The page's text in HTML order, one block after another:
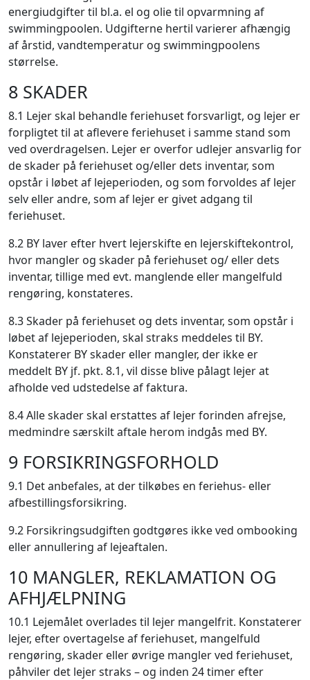
energiudgifter til bl.a. el og olie til opvarmning af
swimmingpoolen. Udgifterne hertil varierer afhængig
af årstid, vandtemperatur og swimmingpoolens
størrelse.
8 SKADER
8.1 Lejer skal behandle feriehuset forsvarligt, og lejer er
forpligtet til at aflevere feriehuset i samme stand som
ved overdragelsen. Lejer er overfor udlejer ansvarlig for
de skader på feriehuset og/eller dets inventar, som
opstår i løbet af lejeperioden, og som forvoldes af lejer
selv eller andre, som af lejer er givet adgang til
feriehuset.
8.2 BY laver efter hvert lejerskifte en lejerskiftekontrol,
hvor mangler og skader på feriehuset og/ eller dets
inventar, tillige med evt. manglende eller mangelfuld
rengøring, konstateres.
8.3 Skader på feriehuset og dets inventar, som opstår i
løbet af lejeperioden, skal straks meddeles til BY.
Konstaterer BY skader eller mangler, der ikke er
meddelt BY jf. pkt. 8.1, vil disse blive pålagt lejer at
afholde ved udstedelse af faktura.
8.4 Alle skader skal erstattes af lejer forinden afrejse,
medmindre særskilt aftale herom indgås med BY.
9 FORSIKRINGSFORHOLD
9.1 Det anbefales, at der tilkøbes en feriehus- eller
afbestillingsforsikring.
9.2 Forsikringsudgiften godtgøres ikke ved ombooking
eller annullering af lejeaftalen.
10 MANGLER, REKLAMATION OG
AFHJÆLPNING
10.1 Lejemålet overlades til lejer mangelfrit. Konstaterer
lejer, efter overtagelse af feriehuset, mangelfuld
rengøring, skader eller øvrige mangler ved feriehuset,
påhviler det lejer straks – og inden 24 timer efter